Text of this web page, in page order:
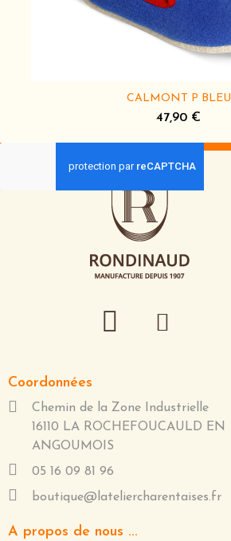
CALMONT P BLEU
47,90 €
Coordonnées
Chemin de la Zone Industrielle
16110 LA ROCHEFOUCAULD EN
ANGOUMOIS
05 16 09 81 96
boutique@lateliercharentaises.fr
A propos de nous ...